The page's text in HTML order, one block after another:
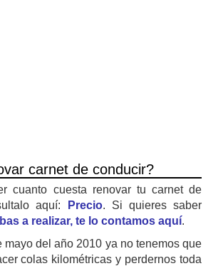
carnet de conducir?
cuanto cuesta renovar tu carnet de
aquí:
Precio. Si quieres saber
a realizar, te lo contamos aquí.
mayo del año 2010 ya no tenemos que
colas kilométricas y perdernos toda